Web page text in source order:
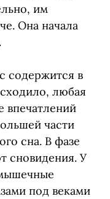
им
Она начала
содержится в
любая
впечатлений
части
сна. В фазе
сновидения. У
под веками